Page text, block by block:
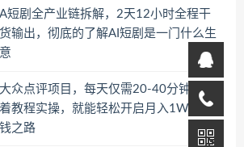
A短剧全产业链拆解，2天12小时全程干
货输出，彻底的了解AI短剧是一门什么生
意
大众点评项目，每天仅需20-40分钟，跟
着教程实操，就能轻松开启月入1W+賺
钱之路